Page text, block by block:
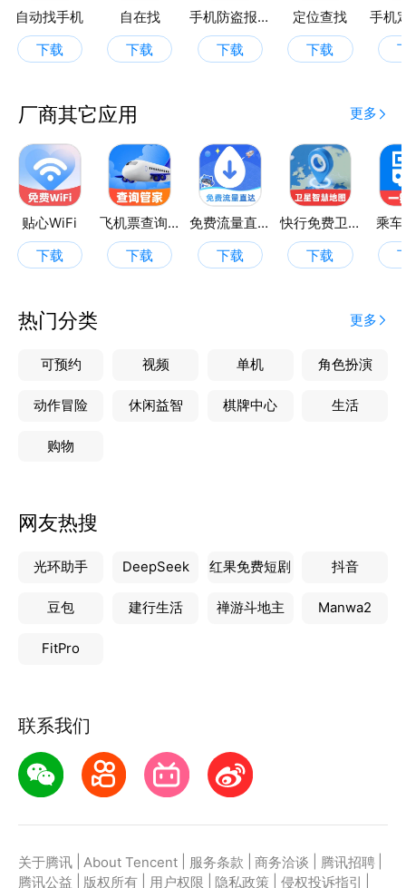
自动找手机
下载
自在找
下载
手机防盗报警器
下载
定位查找
下载
厂商其它应用 更多
贴心WiFi
下载
飞机票查询管家
下载
免费流量直达
下载
快行免费卫星地图
下载
乘
热门分类 更多
可预约 视频 单机 角色扮演
动作冒险 休闲益智 棋牌中心 生活
购物
网友热搜
光环助手 DeepSeek 红果免费短剧 抖音
豆包 建行生活 禅游斗地主 Manwa2
FitPro
联系我们
关于腾讯 About Tencent 服务条款 商务洽谈 腾讯招聘
腾讯公益
版权所有 用户权限 隐私政策 侵权投诉指引